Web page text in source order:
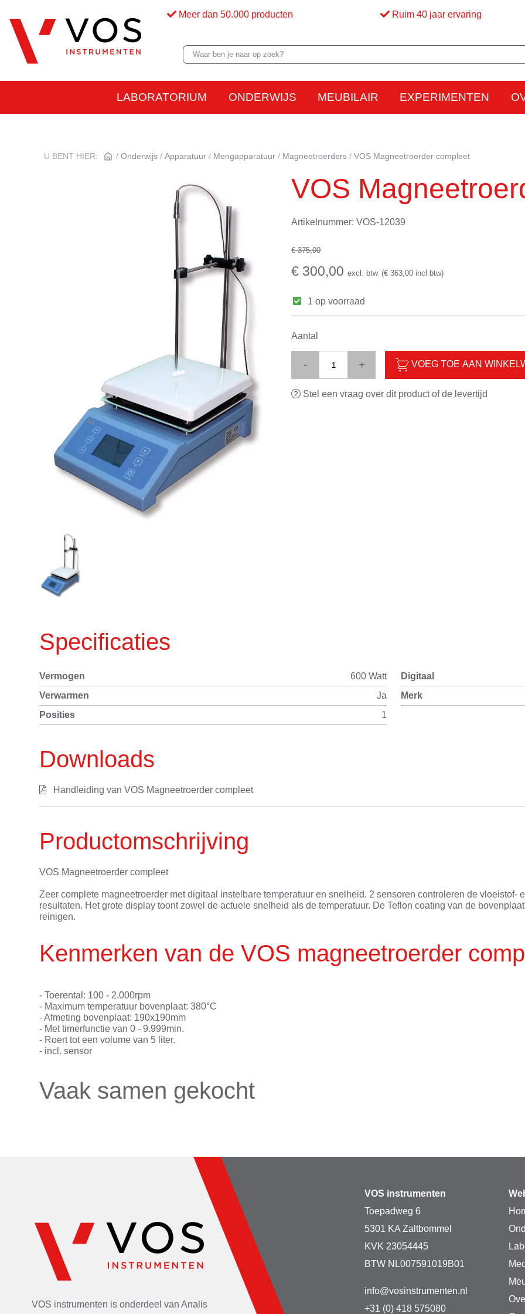
Meer dan 50.000 producten Ruim 40 jaar ervaring
LABORATORIUM ONDERWIJS MEUBILAIR EXPERIMENTEN
U BENT HIER: Onderwijs Apparatuur Mengapparatuur Magneetroerders VOS Magneetroerder compleet
VOS
Artikelnummer: VOS-12039
€ 375,00
€ 300,00 excl. btw (€ 363,00 incl btw)
1 op voorraad
Aantal
- + VOEG TOE AAN
Stel een vraag over dit product of de levertijd
Specificaties
Vermogen 600 Watt Digitaal
Verwarmen
Ja Merk
Posities
1
Downloads
Handleiding van VOS Magneetroerder compleet
Productomschrijving
VOS Magneetroerder compleet
Zeer complete magneetroerder met digitaal instelbare temperatuur en snelheid. 2 sensoren controleren de vloeistof-
resultaten. Het grote display toont zowel de actuele snelheid als de temperatuur. De Teflon coating van de
reinigen.
Kenmerken van de VOS magneetroerder
- Toerental: 100 - 2.000rpm
- Maximum temperatuur bovenplaat: 380°C
- Afmeting bovenplaat: 190x190mm
- Met timerfunctie van 0 - 9.999min.
- Roert tot een volume van 5 liter.
- incl. sensor
Vaak samen gekocht
VOS instrumenten is onderdeel van Analis
VOS instrumenten
Toepadweg 6
5301 KA Zaltbommel
KVK 23054445
BTW NL007591019B01
info@vosinstrumenten.nl
+31 (0) 418 575080